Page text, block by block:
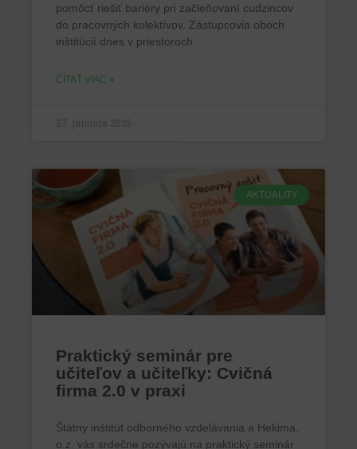
pomôcť riešiť bariéry pri začleňovaní cudzincov
do pracovných kolektívov. Zástupcovia oboch
inštitúcií dnes v priestoroch
ČÍTAŤ VIAC »
27. januára 2026
AKTUALITY
Praktický seminár pre
učiteľov a učiteľky: Cvičná
firma 2.0 v praxi
Štátny inštitút odborného vzdelávania a Hekima,
o.z. vás srdečne pozývajú na praktický seminár